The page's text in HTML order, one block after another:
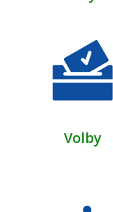
Volby